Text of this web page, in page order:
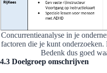
Concurrentieanalyse in je
factoren die je kunt
Bedenk dus goed
4.3 Doelgroep omschrijven